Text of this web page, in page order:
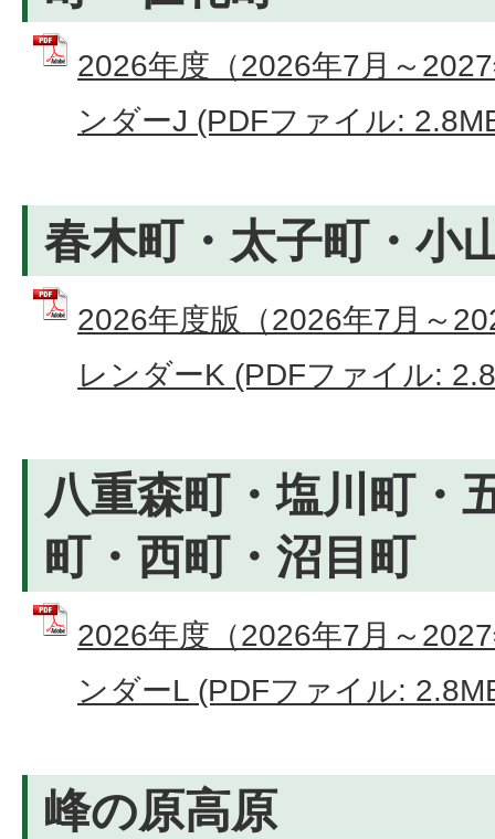
2026年度（2026年7月～
ンダーJ (PDFファイル:
春木町・太子町・小
2026年度版（2026年7月～
レンダーK (PDFファイル:
八重森町・塩川町・
町・西町・沼目町
2026年度（2026年7月～
ンダーL (PDFファイル:
峰の原高原